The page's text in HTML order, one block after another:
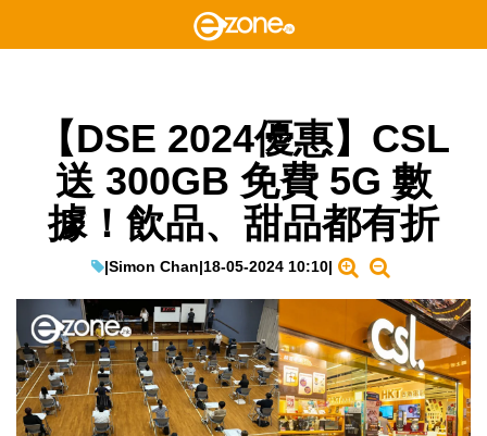
【DSE 2024優惠】CSL
送 300GB 免費 5G 數
據！飲品、甜品都有折
|Simon Chan|18-05-2024 10:10|